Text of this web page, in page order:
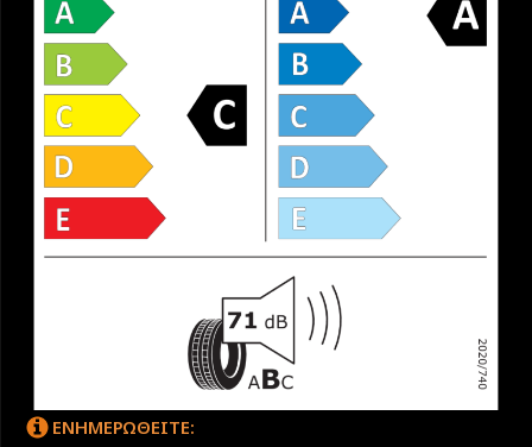
ΕΝΗΜΕΡΩΘΕΙΤΕ: